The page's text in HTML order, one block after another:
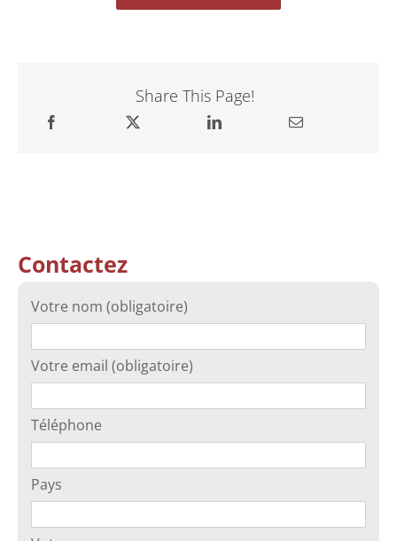
Share This Page!
Contactez
Votre nom (obligatoire)
Votre email (obligatoire)
Téléphone
Pays